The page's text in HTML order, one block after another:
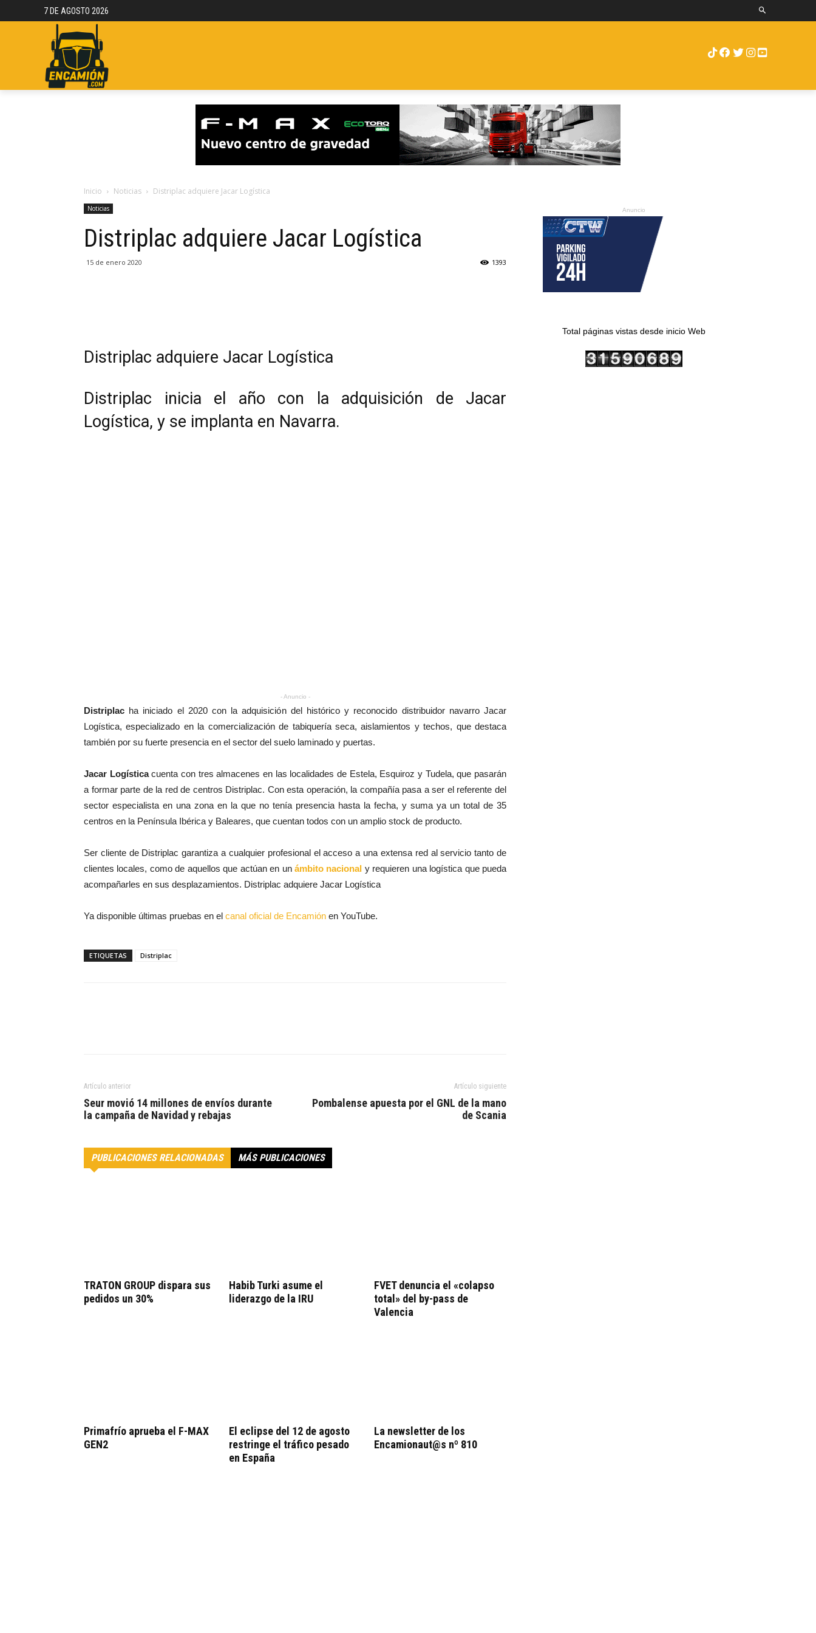
7 DE AGOSTO 2026
Inicio Noticias Distriplac adquiere Jacar Logística
Noticias
Distriplac adquiere Jacar Logística
15 de enero 2020 1393
Distriplac adquiere Jacar Logística
Distriplac inicia el año con la adquisición de Jacar
Logística, y se implanta en Navarra.
- Anuncio -
Distriplac ha iniciado el 2020 con la adquisición del histórico y reconocido distribuidor navarro Jacar
Logística, especializado en la comercialización de tabiquería seca, aislamientos y techos, que destaca
también por su fuerte presencia en el sector del suelo laminado y puertas.
Jacar Logísticacuenta con tres almacenes en las localidades de Estela, Esquiroz y Tudela, que pasarán
a formar parte de la red de centros Distriplac. Con esta operación, la compañía pasa a ser el referente del
sector especialista en una zona en la que no tenía presencia hasta la fecha, y suma ya un total de 35
centros en la Península Ibérica y Baleares, que cuentan todos con un amplio stock de producto.
Ser cliente de Distriplac garantiza a cualquier profesional el acceso a una extensa red al servicio tanto de
clientes locales, como de aquellos que actúan en un ámbito nacional y requieren una logística que pueda
acompañarles en sus desplazamientos. Distriplac adquiere Jacar Logística
Ya disponible últimas pruebas en el canal oficial de Encamión en YouTube.
ETIQUETAS Distriplac
Artículo anterior
Seur movió 14 millones de envíos durante
la campaña de Navidad y rebajas
Artículo siguiente
Pombalense apuesta por el GNL de la mano
de Scania
PUBLICACIONES RELACIONADAS MÁS PUBLICACIONES
TRATON GROUP dispara sus
pedidos un 30%
Habib Turki asume el
liderazgo de la IRU
FVET denuncia el «colapso
total» del by-pass de
Valencia
Primafrío aprueba el F-MAX
GEN2
El eclipse del 12 de agosto
restringe el tráfico pesado
en España
La newsletter de los
Encamionaut@s nº 810
Anuncio
Total páginas vistas desde inicio Web